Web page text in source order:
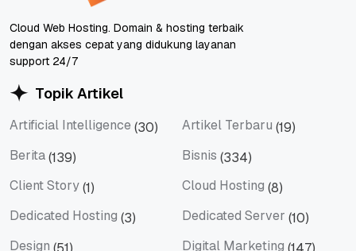
Cloud Web Hosting. Domain & hosting terbaik
dengan akses cepat yang didukung layanan
support 24/7
Topik Artikel
Artificial Intelligence (30) Artikel Terbaru (19)
Berita(139) Bisnis (334)
Client Story(1) Cloud Hosting (8)
Dedicated Hosting (3) Dedicated Server (10)
Design
Digital Marketing